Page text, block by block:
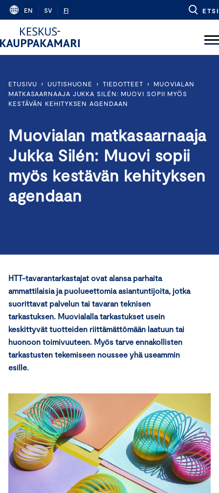
Skip
content
EN SV FI ETSI
ETUSIVU › UUTISHUONE › TIEDOTTEET ›
MUOVIALAN
MATKASAARNAAJA JUKKA SILÉN: MUOVI SOPII MYÖS
KESTÄVÄN KEHITYKSEN AGENDAAN
Muovialan matkasaarnaaja
Jukka Silén: Muovi sopii
myös kestävän kehityksen
agendaan
HTT-tavarantarkastajat ovat alansa parhaita
ammattilaisia ja puolueettomia asiantuntijoita, jotka
suorittavat palvelun tai tavaran teknisen
tarkastuksen. Muovialalla tarkastukset usein
keskittyvät tuotteiden riittämättömään laatuun tai
huonoon toimivuuteen. Myös tarve ennakollisten
tarkastusten tekemiseen noussee yhä useammin
esille.